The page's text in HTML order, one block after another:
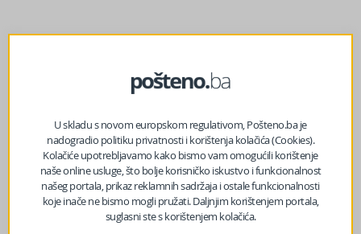
prethodni članak
Divković: “Gašenje BHRT-a je generalna proba za gašenje
BiH”
U skladu s novom europskom regulativom, Pošteno.ba je
nadogradio politiku privatnosti i korištenja kolačića (Cookies).
Kolačiće upotrebljavamo kako bismo vam omogućili korištenje
naše online usluge, što bolje korisničko iskustvo i funkcionalnost
našeg portala, prikaz reklamnih sadržaja i ostale funkcionalnosti
koje inače ne bismo mogli pružati. Daljnjim korištenjem portala,
suglasni ste s korištenjem kolačića.